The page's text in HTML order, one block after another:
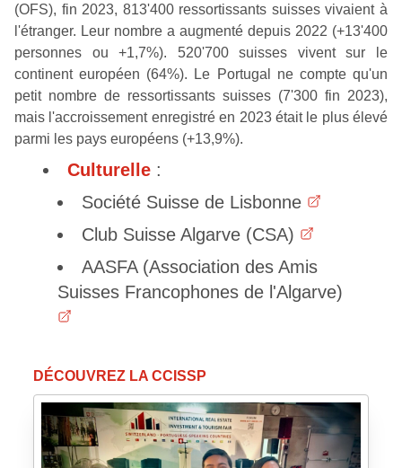
(OFS), fin 2023, 813'400 ressortissants suisses vivaient à
l'étranger. Leur nombre a augmenté depuis 2022 (+13'400
personnes ou +1,7%). 520'700 suisses vivent sur le
continent européen (64%). Le Portugal ne compte qu'un
petit nombre de ressortissants suisses (7'300 fin 2023),
mais l'accroissement enregistré en 2023 était le plus élevé
parmi les pays européens (+13,9%).
Culturelle :
Société Suisse de Lisbonne
Club Suisse Algarve (CSA)
AASFA (Association des Amis
Suisses Francophones de l'Algarve)
DÉCOUVREZ LA CCISSP